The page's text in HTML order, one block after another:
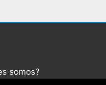
somos?